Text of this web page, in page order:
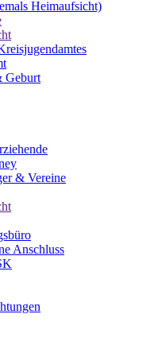
Heimaufsicht)
Geburt
& Vereine
Anschluss